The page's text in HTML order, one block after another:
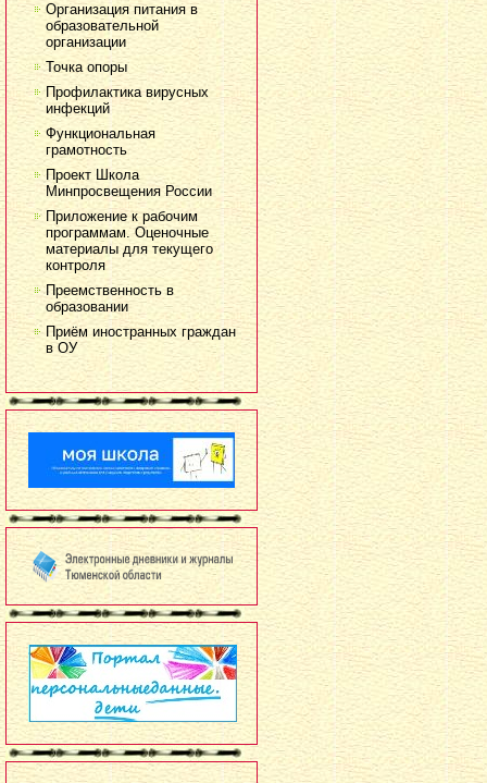
Организация питания в
образовательной
организации
Точка опоры
Профилактика вирусных
инфекций
Функциональная
грамотность
Проект Школа
Минпросвещения России
Приложение к рабочим
программам. Оценочные
материалы для текущего
контроля
Преемственность в
образовании
Приём иностранных граждан
в ОУ